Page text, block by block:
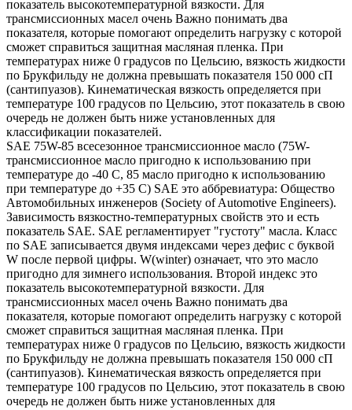
показатель высокотемпературной вязкости. Для
трансмиссионных масел очень Важно понимать два
показателя, которые помогают определить нагрузку с которой
сможет справиться защитная масляная пленка. При
температурах ниже 0 градусов по Цельсию, вязкость жидкости
по Брукфильду не должна превышать показателя 150 000 сП
(сантипуазов). Кинематическая вязкость определяется при
температуре 100 градусов по Цельсию, этот показатель в свою
очередь не должен быть ниже установленных для
классификации показателей.
SAE 75W-85 всесезонное трансмиссионное масло (75W-
трансмиссионное масло пригодно к использованию при
температуре до -40 С, 85 масло пригодно к использованию
при температуре до +35 С) SAE это аббревиатура: Общество
Автомобильных инженеров (Society of Automotive Engineers).
Зависимость вязкостно-температурных свойств это и есть
показатель SAE. SAE регламентирует "густоту" масла. Класс
по SAE записывается двумя индексами через дефис с буквой
W после первой цифры. W(winter) означает, что это масло
пригодно для зимнего использования. Второй индекс это
показатель высокотемпературной вязкости. Для
трансмиссионных масел очень Важно понимать два
показателя, которые помогают определить нагрузку с которой
сможет справиться защитная масляная пленка. При
температурах ниже 0 градусов по Цельсию, вязкость жидкости
по Брукфильду не должна превышать показателя 150 000 сП
(сантипуазов). Кинематическая вязкость определяется при
температуре 100 градусов по Цельсию, этот показатель в свою
очередь не должен быть ниже установленных для